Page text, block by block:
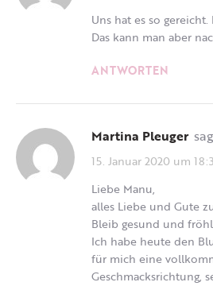
Uns hat es so
Das kann man aber
ANTWORTEN
Martina Pleuger
15. Januar 2020 um
Liebe Manu,
alles Liebe und Gute
Bleib gesund und
Ich habe heute den
für mich eine
Geschmacksrichtung,